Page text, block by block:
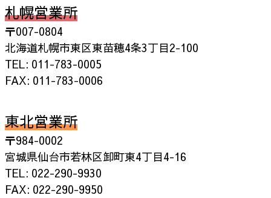
札幌営業所
〒007-0804
北海道札幌市東区東苗穂4条3丁目2-100
TEL: 011-783-0005
FAX: 011-783-0006
東北営業所
〒984-0002
宮城県仙台市若林区卸町東4丁目4-16
TEL: 022-290-9930
FAX: 022-290-9950